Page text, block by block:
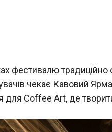
фестивалю традиційно
чекає Кавовий
для Coffee Art, де